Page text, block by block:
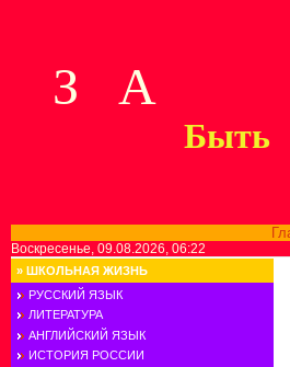
З А
Воскресенье, 09.08.2026, 06:22
» ШКОЛЬНАЯ ЖИЗНЬ
РУССКИЙ ЯЗЫК
ЛИТЕРАТУРА
АНГЛИЙСКИЙ ЯЗЫК
ИСТОРИЯ РОССИИ